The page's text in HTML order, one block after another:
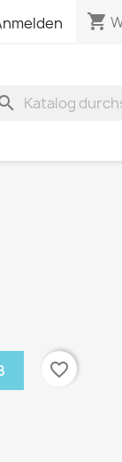
shopping_cart
favorite_border